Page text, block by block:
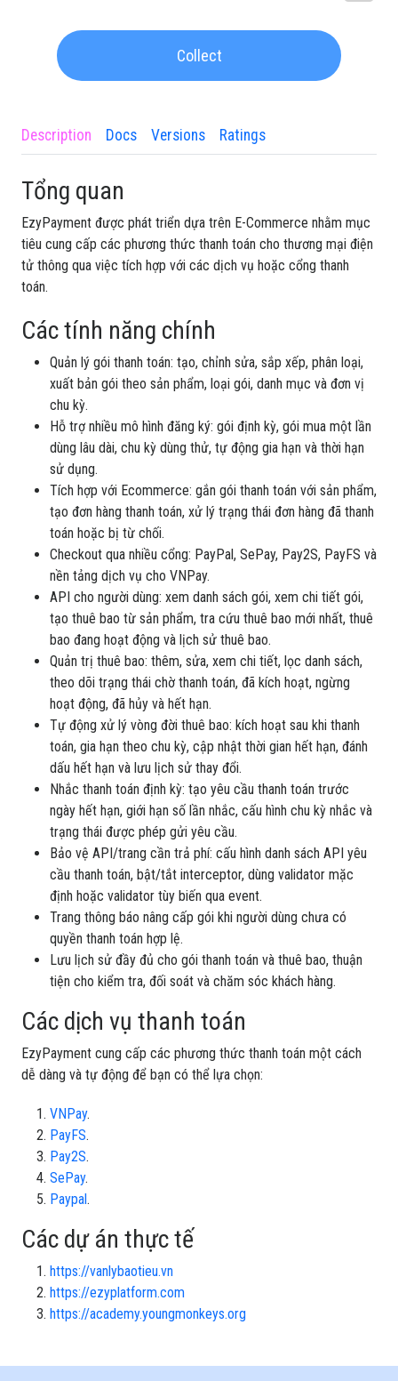
Collect
Description Docs Versions Ratings
Tổng quan
EzyPayment được phát triển dựa trên E-Commerce nhằm mục
tiêu cung cấp các phương thức thanh toán cho thương mại điện
tử thông qua việc tích hợp với các dịch vụ hoặc cổng thanh
toán.
Các tính năng chính
Quản lý gói thanh toán: tạo, chỉnh sửa, sắp xếp, phân loại,
xuất bản gói theo sản phẩm, loại gói, danh mục và đơn vị
chu kỳ.
Hỗ trợ nhiều mô hình đăng ký: gói định kỳ, gói mua một lần
dùng lâu dài, chu kỳ dùng thử, tự động gia hạn và thời hạn
sử dụng.
Tích hợp với Ecommerce: gắn gói thanh toán với sản phẩm,
tạo đơn hàng thanh toán, xử lý trạng thái đơn hàng đã thanh
toán hoặc bị từ chối.
Checkout qua nhiều cổng: PayPal, SePay, Pay2S, PayFS và
nền tảng dịch vụ cho VNPay.
API cho người dùng: xem danh sách gói, xem chi tiết gói,
tạo thuê bao từ sản phẩm, tra cứu thuê bao mới nhất, thuê
bao đang hoạt động và lịch sử thuê bao.
Quản trị thuê bao: thêm, sửa, xem chi tiết, lọc danh sách,
theo dõi trạng thái chờ thanh toán, đã kích hoạt, ngừng
hoạt động, đã hủy và hết hạn.
Tự động xử lý vòng đời thuê bao: kích hoạt sau khi thanh
toán, gia hạn theo chu kỳ, cập nhật thời gian hết hạn, đánh
dấu hết hạn và lưu lịch sử thay đổi.
Nhắc thanh toán định kỳ: tạo yêu cầu thanh toán trước
ngày hết hạn, giới hạn số lần nhắc, cấu hình chu kỳ nhắc và
trạng thái được phép gửi yêu cầu.
Bảo vệ API/trang cần trả phí: cấu hình danh sách API yêu
cầu thanh toán, bật/tắt interceptor, dùng validator mặc
định hoặc validator tùy biến qua event.
Trang thông báo nâng cấp gói khi người dùng chưa có
quyền thanh toán hợp lệ.
Lưu lịch sử đầy đủ cho gói thanh toán và thuê bao, thuận
tiện cho kiểm tra, đối soát và chăm sóc khách hàng.
Các dịch vụ thanh toán
EzyPayment cung cấp các phương thức thanh toán một cách
dễ dàng và tự động để bạn có thể lựa chọn:
VNPay.
PayFS.
Pay2S.
SePay.
Paypal.
Các dự án thực tế
https://vanlybaotieu.vn
https://ezyplatform.com
https://academy.youngmonkeys.org